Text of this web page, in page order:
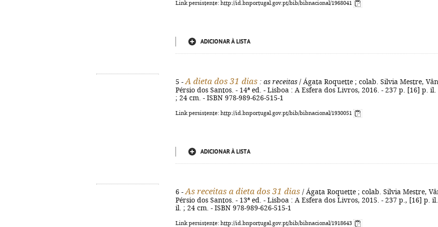
Link persistente: http://id.bnportugal.gov.pt/bib/bibnacional/1968041
ADICIONAR À LISTA
5 - A dieta dos 31 dias : as receitas / Ágata Roquette ; colab. Silvia Mestre,
Pérsio dos Santos. - 14ª ed. - Lisboa : A Esfera dos Livros, 2016. - 237 p. [16] p. il.
; 24 cm. - ISBN 978-989-626-515-1
Link persistente: http://id.bnportugal.gov.pt/bib/bibnacional/1930051
ADICIONAR À LISTA
6 - As receitas a dieta dos 31 dias / Ágata Roquette ; colab. Silvia Mestre,
Pérsio dos Santos. - 13ª ed. - Lisboa : A Esfera dos Livros, 2015. - 237 p., [16] p.
il. ; 24 cm. - ISBN 978-989-626-515-1
Link persistente: http://id.bnportugal.gov.pt/bib/bibnacional/1918643